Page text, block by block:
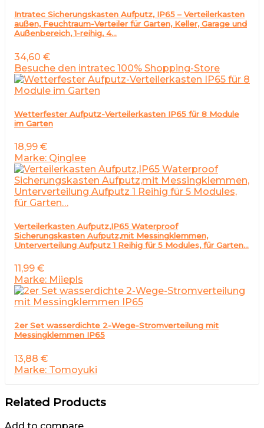
Intratec Sicherungskasten Aufputz, IP65 – Verteilerkasten
außen, Feuchtraum-Verteiler für Garten, Keller, Garage und
Außenbereich, 1-reihig, 4…
34,60 €
Besuche den intratec 100% Shopping-Store
Wetterfester Aufputz-Verteilerkasten IP65 für 8 Module
im Garten
18,99 €
Marke: Qinglee
Verteilerkasten Aufputz,IP65 Waterproof
Sicherungskasten Aufputz,mit Messingklemmen,
Unterverteilung Aufputz 1 Reihig für 5 Modules, für Garten…
11,99 €
Marke: Miiepls
2er Set wasserdichte 2-Wege-Stromverteilung mit
Messingklemmen IP65
13,88 €
Marke: Tomoyuki
Related Products